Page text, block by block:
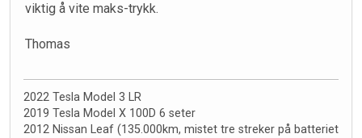
viktig å vite maks-trykk.
Thomas
2022 Tesla Model 3 LR
2019 Tesla Model X 100D 6 seter
2012 Nissan Leaf (135.000km, mistet tre streker på batteriet